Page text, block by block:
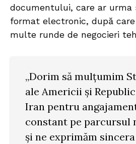
documentului, care ar
format electronic, după
multe runde de negocieri
„Dorim să mulțumim
ale Americii și
Iran pentru
constant pe parcursul
și ne exprimăm